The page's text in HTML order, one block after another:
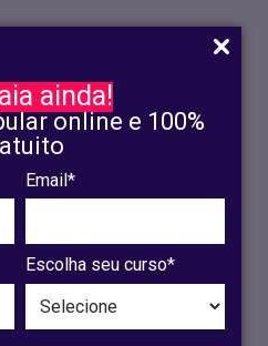
ainda!
online e 100%
Email*
Escolha seu curso*
OLINDA
RECIFE